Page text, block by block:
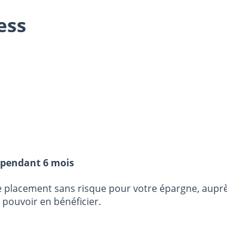
6 mois
placement sans risque pour votre épargne,
en bénéficier.